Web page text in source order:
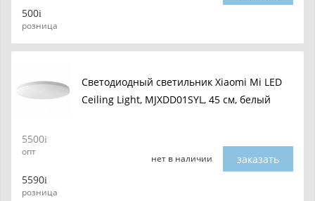
500
розница
Светодиодный светильник Xiaomi Mi LED
Ceiling Light, MJXDD01SYL, 45 см, белый
5500
опт
5590
розница
нет в наличии заказать